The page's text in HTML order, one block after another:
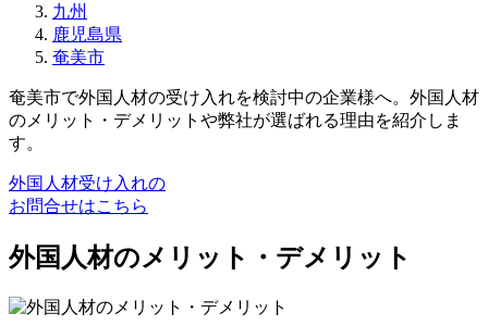
九州
鹿児島県
奄美市
奄美市で外国人材の受け入れを検討中の企業様へ。外国人材
のメリット・デメリットや弊社が選ばれる理由を紹介しま
す。
外国人材受け入れの
お問合せはこちら
外国人材のメリット・デメリット